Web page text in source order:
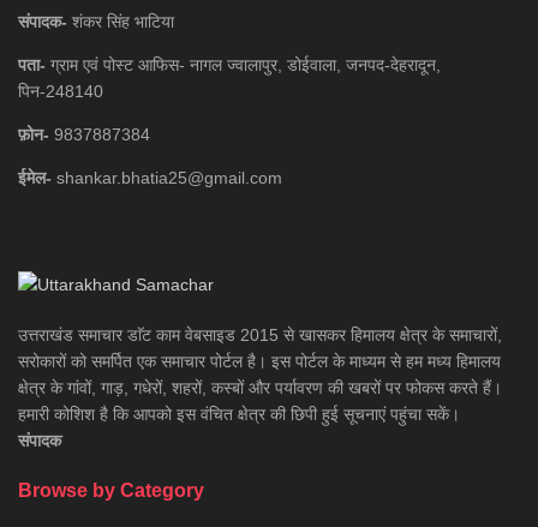
संपादक- शंकर सिंह भाटिया
पता- ग्राम एवं पोस्ट आफिस- नागल ज्वालापुर, डोईवाला, जनपद-देहरादून,
पिन-248140
फ़ोन- 9837887384
ईमेल- shankar.bhatia25@gmail.com
उत्तराखंड समाचार डाॅट काम वेबसाइड 2015 से खासकर हिमालय क्षेत्र के समाचारों,
सरोकारों को समर्पित एक समाचार पोर्टल है। इस पोर्टल के माध्यम से हम मध्य हिमालय
क्षेत्र के गांवों, गाड़, गधेरों, शहरों, कस्बों और पर्यावरण की खबरों पर फोकस करते हैं।
हमारी कोशिश है कि आपको इस वंचित क्षेत्र की छिपी हुई सूचनाएं पहुंचा सकें।
संपादक
Browse by Category